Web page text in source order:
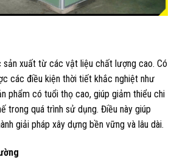
sản xuất từ các vật liệu chất lượng cao. Có
các điều kiện thời tiết khắc nghiệt như
phẩm có tuổi thọ cao, giúp giảm thiểu chi
trong quá trình sử dụng. Điều này giúp
giải pháp xây dựng bền vững và lâu dài.